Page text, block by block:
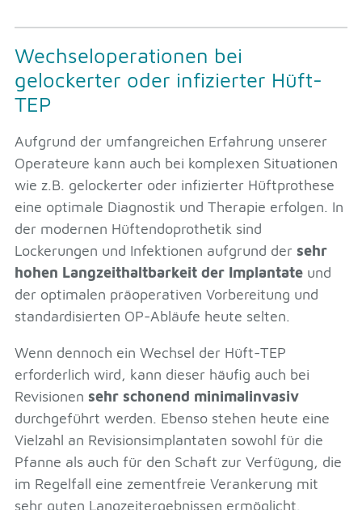
Wechseloperationen bei
gelockerter oder infizierter Hüft-
TEP
Aufgrund der umfangreichen Erfahrung unserer
Operateure kann auch bei komplexen Situationen
wie z.B. gelockerter oder infizierter Hüftprothese
eine optimale Diagnostik und Therapie erfolgen. In
der modernen Hüftendoprothetik sind
Lockerungen und Infektionen aufgrund der sehr
hohen Langzeithaltbarkeit der Implantate und
der optimalen präoperativen Vorbereitung und
standardisierten OP-Abläufe heute selten.
Wenn dennoch ein Wechsel der Hüft-TEP
erforderlich wird, kann dieser häufig auch bei
Revisionen sehr schonend minimalinvasiv
durchgeführt werden. Ebenso stehen heute eine
Vielzahl an Revisionsimplantaten sowohl für die
Pfanne als auch für den Schaft zur Verfügung, die
im Regelfall eine zementfreie Verankerung mit
sehr guten Langzeitergebnissen ermöglicht.